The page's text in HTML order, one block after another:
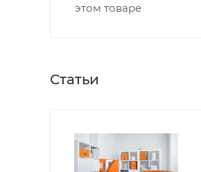
этом товаре
Статьи